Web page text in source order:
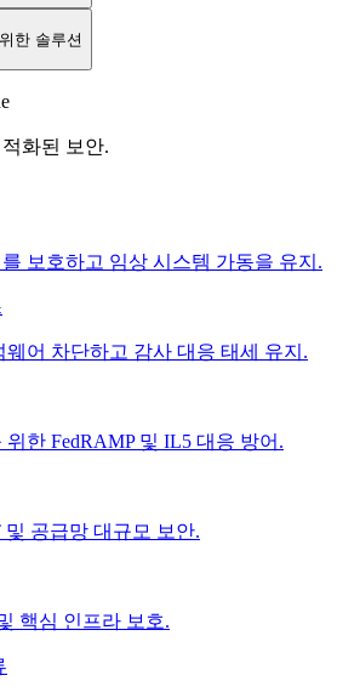
한 솔루션
화된 보안.
보호하고 임상 시스템 가동을 유지.
웨어 차단하고 감사 대응 태세 유지.
위한 FedRAMP 및 IL5 대응 방어.
및 공급망 대규모 보안.
핵심 인프라 보호.